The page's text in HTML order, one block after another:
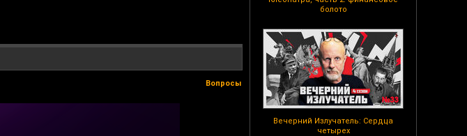
болото
Вечерний Излучатель: Сердца
четырех
Вопросы